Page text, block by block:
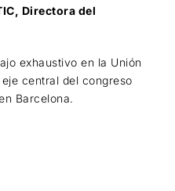
Directora del
exhaustivo en la Unión
central del congreso
Barcelona.